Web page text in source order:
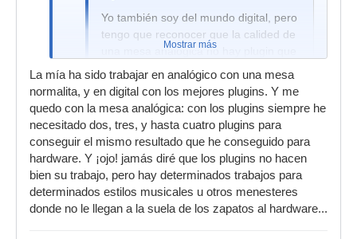
Yo también soy del mundo digital, pero
tengo que reconocer que la calided de
una mesa analógica no hay plugin que
lo pueda igualar, por eso me decidí a
comprar una
Cual ha sido tu experiencia para afirmar esto?
salu2
Mostrar más
La mía ha sido trabajar en analógico con una mesa
normalita, y en digital con los mejores plugins. Y me
quedo con la mesa analógica: con los plugins siempre he
necesitado dos, tres, y hasta cuatro plugins para
conseguir el mismo resultado que he conseguido para
hardware. Y ¡ojo! jamás diré que los plugins no hacen
bien su trabajo, pero hay determinados trabajos para
determinados estilos musicales u otros menesteres
donde no le llegan a la suela de los zapatos al hardware...